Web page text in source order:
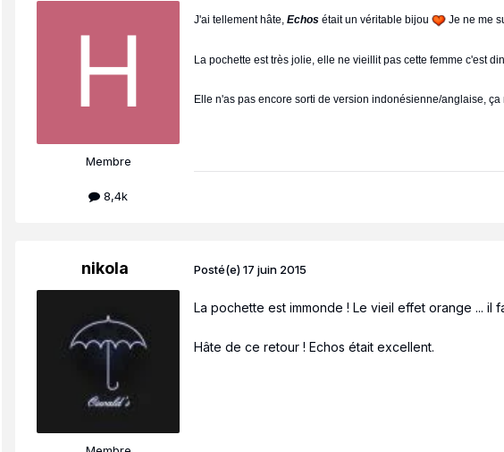
Membre
8,4k
J'ai tellement hâte, Echos était un véritable bijou Je ne me
La pochette est très jolie, elle ne vieillit pas cette femme c'est
Elle n'as pas encore sorti de version indonésienne/anglaise,
nikola Posté(e)17 juin 2015
La pochette est immonde ! Le vieil effet orange ... il
Hâte de ce retour ! Echos était excellent.